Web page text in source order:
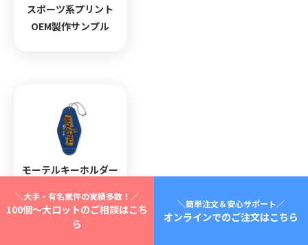
スポーツ系プリント
OEM製作サンプル
モーテルキーホルダー
製作サンプル
＼大手・有名案件の実績多数！／
100個～大ロットのご相談はこち
ら
＼簡単注文＆安心サポート／
オンラインでのご注文はこちら